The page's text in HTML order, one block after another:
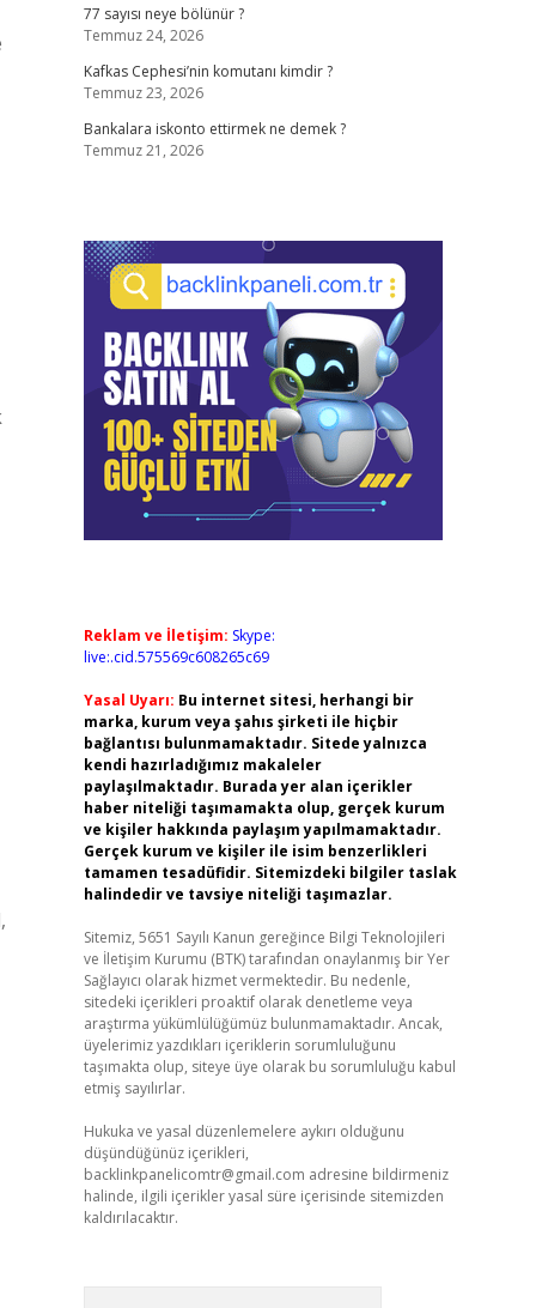
77 sayısı neye bölünür ?
Temmuz 24, 2026
Kafkas Cephesi’nin komutanı kimdir ?
Temmuz 23, 2026
Bankalara iskonto ettirmek ne demek ?
Temmuz 21, 2026
Reklam ve İletişim: Skype:
live:.cid.575569c608265c69
Yasal Uyarı: Bu internet sitesi, herhangi bir
marka, kurum veya şahıs şirketi ile hiçbir
bağlantısı bulunmamaktadır. Sitede yalnızca
kendi hazırladığımız makaleler
paylaşılmaktadır. Burada yer alan içerikler
haber niteliği taşımamakta olup, gerçek kurum
ve kişiler hakkında paylaşım yapılmamaktadır.
Gerçek kurum ve kişiler ile isim benzerlikleri
tamamen tesadüfidir. Sitemizdeki bilgiler taslak
halindedir ve tavsiye niteliği taşımazlar.
Sitemiz, 5651 Sayılı Kanun gereğince Bilgi Teknolojileri
ve İletişim Kurumu (BTK) tarafından onaylanmış bir Yer
Sağlayıcı olarak hizmet vermektedir. Bu nedenle,
sitedeki içerikleri proaktif olarak denetleme veya
araştırma yükümlülüğümüz bulunmamaktadır. Ancak,
üyelerimiz yazdıkları içeriklerin sorumluluğunu
taşımakta olup, siteye üye olarak bu sorumluluğu kabul
etmiş sayılırlar.
Hukuka ve yasal düzenlemelere aykırı olduğunu
düşündüğünüz içerikleri,
backlinkpanelicomtr@gmail.com adresine bildirmeniz
halinde, ilgili içerikler yasal süre içerisinde sitemizden
kaldırılacaktır.